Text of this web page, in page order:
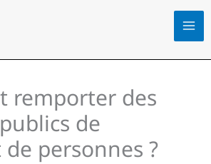
remporter des
de
personnes ?